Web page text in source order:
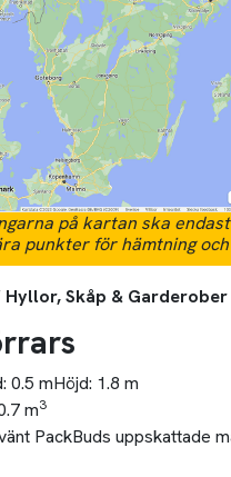
på kartan ska
punkter för hämtning och
Skåp & Garderober
0.5 mHöjd: 1.8 m
m3
PackBuds uppskattade